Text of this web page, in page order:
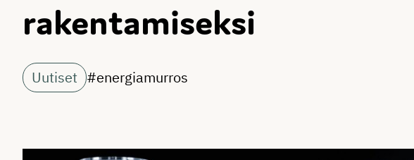
rakentamiseksi
Uutiset #energiamurros